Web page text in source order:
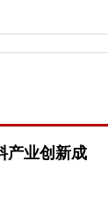
产业创新成